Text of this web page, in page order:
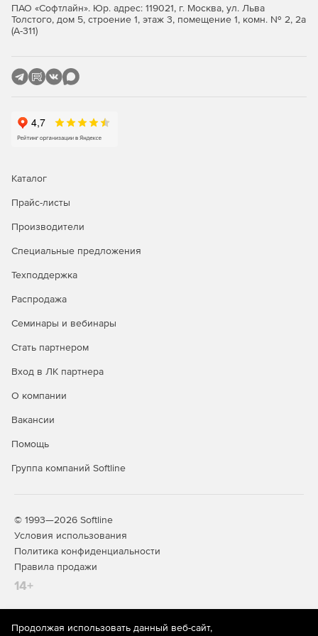
ПАО «Софтлайн». Юр. адрес: 119021, г. Москва, ул. Льва
Толстого, дом 5, строение 1, этаж 3, помещение 1, комн. № 2, 2а
(А-311)
Каталог
Прайс-листы
Производители
Специальные предложения
Техподдержка
Распродажа
Семинары и вебинары
Стать партнером
Вход в ЛК партнера
О компании
Вакансии
Помощь
Группа компаний Softline
© 1993—2026 Softline
Условия использования
Политика конфиденциальности
Правила продажи
14+
Продолжая использовать данный веб-сайт,